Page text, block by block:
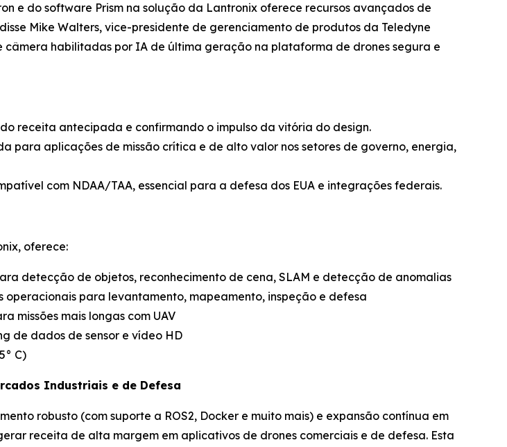
e do software Prism na solução da Lantronix oferece recursos avançados de
Mike Walters, vice-presidente de gerenciamento de produtos da Teledyne
câmera habilitadas por IA de última geração na plataforma de drones segura e
receita antecipada e confirmando o impulso da vitória do design.
para aplicações de missão crítica e de alto valor nos setores de governo, energia,
com NDAA/TAA, essencial para a defesa dos EUA e integrações federais.
oferece:
detecção de objetos, reconhecimento de cena, SLAM e detecção de anomalias
para levantamento, mapeamento, inspeção e defesa
missões mais longas com UAV
de dados de sensor e vídeo HD
C)
Industriais e de Defesa
robusto (com suporte a ROS2, Docker e muito mais) e expansão contínua em
receita de alta margem em aplicativos de drones comerciais e de defesa. Esta